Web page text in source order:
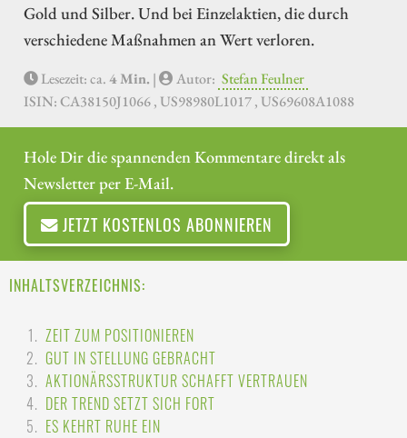
Gold und Silber. Und bei Einzelaktien, die durch
verschiedene Maßnahmen an Wert verloren.
Lesezeit: ca.4 Min. | Autor: Stefan Feulner
ISIN: CA38150J1066 , US98980L1017 , US69608A1088
Hole Dir die spannenden Kommentare direkt als
Newsletter per E-Mail.
JETZT KOSTENLOS ABONNIEREN
INHALTSVERZEICHNIS:
ZEIT ZUM POSITIONIEREN
GUT IN STELLUNG GEBRACHT
AKTIONÄRSSTRUKTUR SCHAFFT VERTRAUEN
DER TREND SETZT SICH FORT
ES KEHRT RUHE EIN